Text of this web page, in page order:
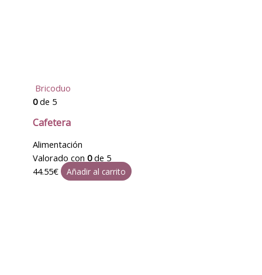
Bricoduo
0de 5
Cafetera
Alimentación
Valorado con 0de 5
44.55€ Añadir al carrito